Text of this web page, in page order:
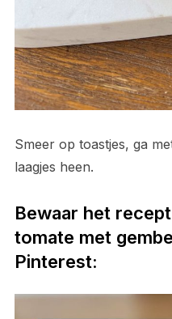
Smeer op toastjes, ga
laagjes heen.
Bewaar het
tomate met
Pinterest: